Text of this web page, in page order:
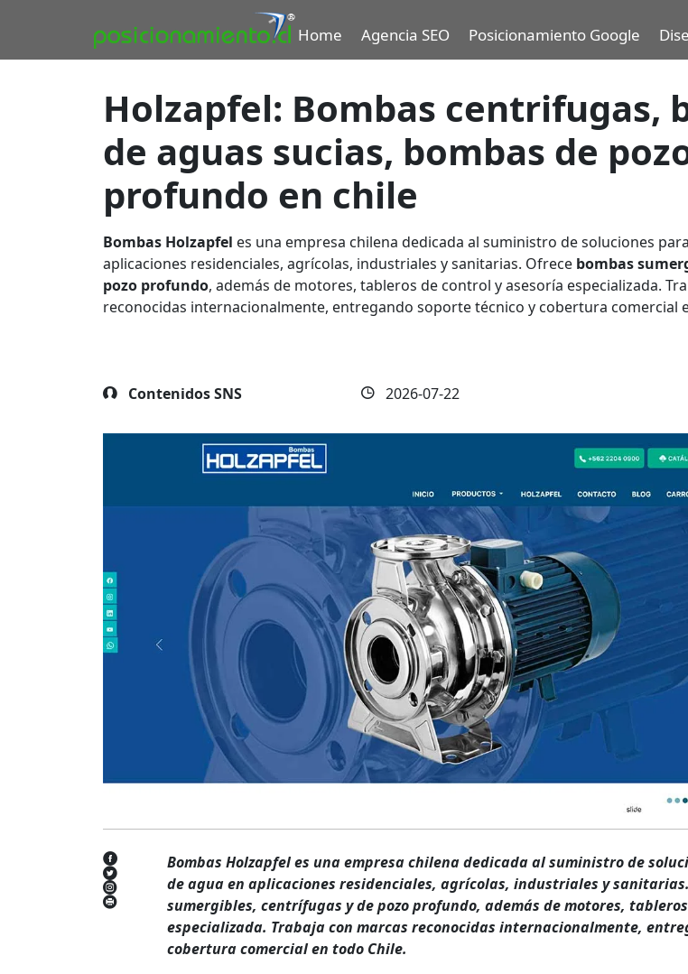
Home Agencia SEO Posicionamiento Google
Holzapfel: Bombas centrifugas,
de aguas sucias, bombas de
profundo en chile
Bombas Holzapfel es una empresa chilena dedicada al suministro de soluciones
aplicaciones residenciales, agrícolas, industriales y sanitarias. Ofrece bombas
pozo profundo, además de motores, tableros de control y asesoría especializada.
reconocidas internacionalmente, entregando soporte técnico y cobertura comercial
Contenidos SNS 2026-07-22
Bombas Holzapfel es una empresa chilena dedicada al suministro de
de agua en aplicaciones residenciales, agrícolas, industriales y
sumergibles, centrífugas y de pozo profundo, además de motores,
especializada. Trabaja con marcas reconocidas internacionalmente,
cobertura comercial en todo Chile.